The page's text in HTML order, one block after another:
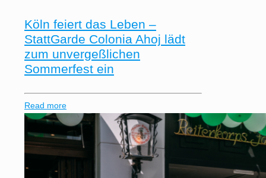
Köln feiert das Leben –
StattGarde Colonia Ahoj lädt
zum unvergeßlichen
Sommerfest ein
Read more